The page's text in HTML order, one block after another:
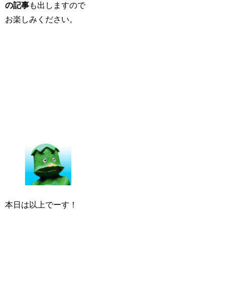
の記事も出しますので
お楽しみください。
本日は以上でーす！